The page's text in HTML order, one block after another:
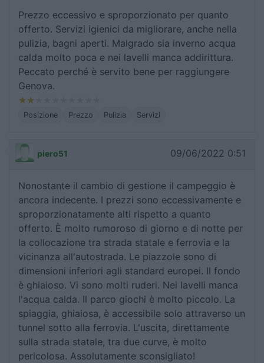
Prezzo eccessivo e sproporzionato per quanto
offerto. Servizi igienici da migliorare, anche nella
pulizia, bagni aperti. Malgrado sia inverno acqua
calda molto poca e nei lavelli manca addirittura.
Peccato perché è servito bene per raggiungere
Genova.
Posizione Prezzo Pulizia Servizi
piero51 09/06/2022 0:51
Nonostante il cambio di gestione il campeggio è
ancora indecente. I prezzi sono eccessivamente e
sproporzionatamente alti rispetto a quanto
offerto. È molto rumoroso di giorno e di notte per
la collocazione tra strada statale e ferrovia e la
vicinanza all'autostrada. Le piazzole sono di
dimensioni inferiori agli standard europei. Il fondo
è ghiaioso. Vi sono molti ruderi. Nei lavelli manca
l'acqua calda. Il parco giochi è molto piccolo. La
spiaggia, ghiaiosa, è accessibile solo attraverso un
tunnel sotto alla ferrovia. L'uscita, direttamente
sulla strada statale, tra due curve, è molto
pericolosa. Assolutamente sconsigliato!